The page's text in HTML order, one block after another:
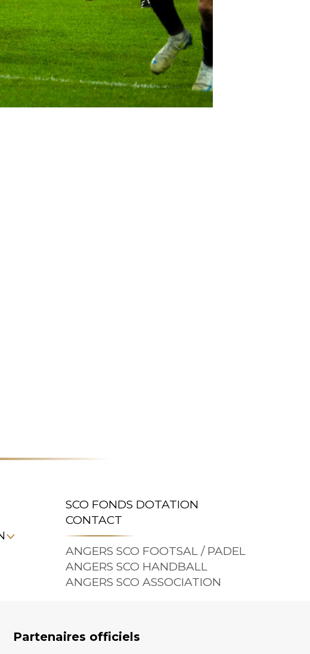
SCO FONDS DOTATION
CONTACT
ANGERS SCO FOOTSAL / PADEL
ANGERS SCO HANDBALL
ANGERS SCO ASSOCIATION
Partenaires officiels